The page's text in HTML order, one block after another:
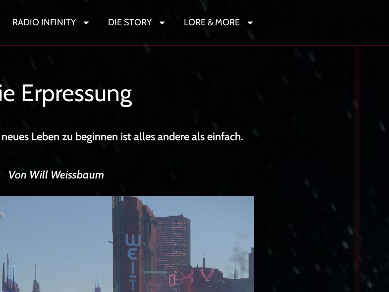
RADIO INFINITY DIE STORY LORE & MORE
Erpressung
Leben zu beginnen ist alles andere als einfach.
Von Will Weissbaum